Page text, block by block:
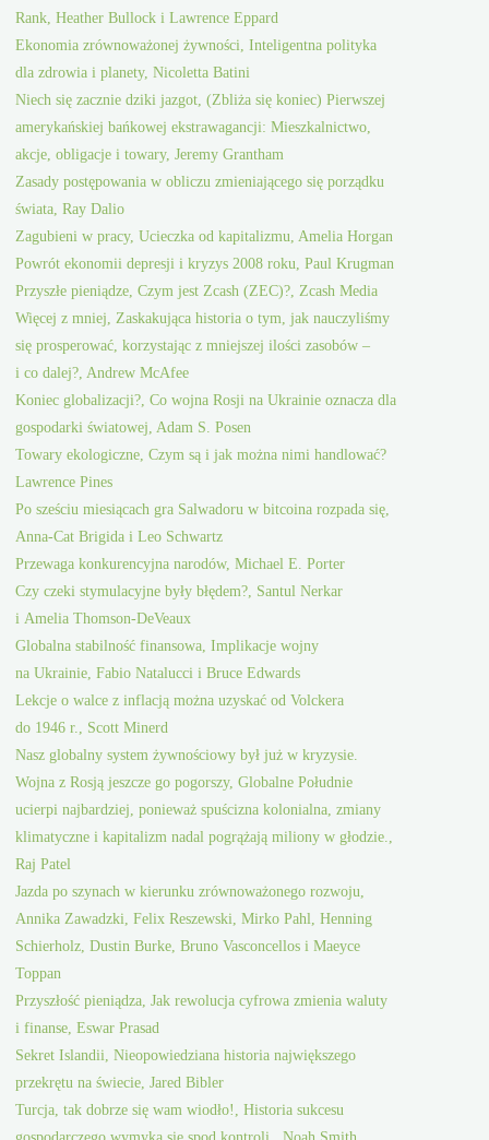
Rank, Heather Bullock i Lawrence Eppard
Ekonomia zrównoważonej żywności, Inteligentna polityka
dla zdrowia i planety, Nicoletta Batini
Niech się zacznie dziki jazgot, (Zbliża się koniec) Pierwszej
amerykańskiej bańkowej ekstrawagancji: Mieszkalnictwo,
akcje, obligacje i towary, Jeremy Grantham
Zasady postępowania w obliczu zmieniającego się porządku
świata, Ray Dalio
Zagubieni w pracy, Ucieczka od kapitalizmu, Amelia Horgan
Powrót ekonomii depresji i kryzys 2008 roku, Paul Krugman
Przyszłe pieniądze, Czym jest Zcash (ZEC)?, Zcash Media
Więcej z mniej, Zaskakująca historia o tym, jak nauczyliśmy
się prosperować, korzystając z mniejszej ilości zasobów –
i co dalej?, Andrew McAfee
Koniec globalizacji?, Co wojna Rosji na Ukrainie oznacza dla
gospodarki światowej, Adam S. Posen
Towary ekologiczne, Czym są i jak można nimi handlować?
Lawrence Pines
Po sześciu miesiącach gra Salwadoru w bitcoina rozpada się,
Anna-Cat Brigida i Leo Schwartz
Przewaga konkurencyjna narodów, Michael E. Porter
Czy czeki stymulacyjne były błędem?, Santul Nerkar
i Amelia Thomson-DeVeaux
Globalna stabilność finansowa, Implikacje wojny
na Ukrainie, Fabio Natalucci i Bruce Edwards
Lekcje o walce z inflacją można uzyskać od Volckera
do 1946 r., Scott Minerd
Nasz globalny system żywnościowy był już w kryzysie.
Wojna z Rosją jeszcze go pogorszy, Globalne Południe
ucierpi najbardziej, ponieważ spuścizna kolonialna, zmiany
klimatyczne i kapitalizm nadal pogrążają miliony w głodzie.,
Raj Patel
Jazda po szynach w kierunku zrównoważonego rozwoju,
Annika Zawadzki, Felix Reszewski, Mirko Pahl, Henning
Schierholz, Dustin Burke, Bruno Vasconcellos i Maeyce
Toppan
Przyszłość pieniądza, Jak rewolucja cyfrowa zmienia waluty
i finanse, Eswar Prasad
Sekret Islandii, Nieopowiedziana historia największego
przekrętu na świecie, Jared Bibler
Turcja, tak dobrze się wam wiodło!, Historia sukcesu
gospodarczego wymyka się spod kontroli., Noah Smith